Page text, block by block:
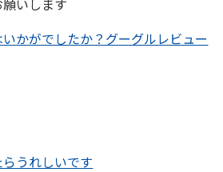
いします
かがでしたか？グーグルレビュー
うれしいです